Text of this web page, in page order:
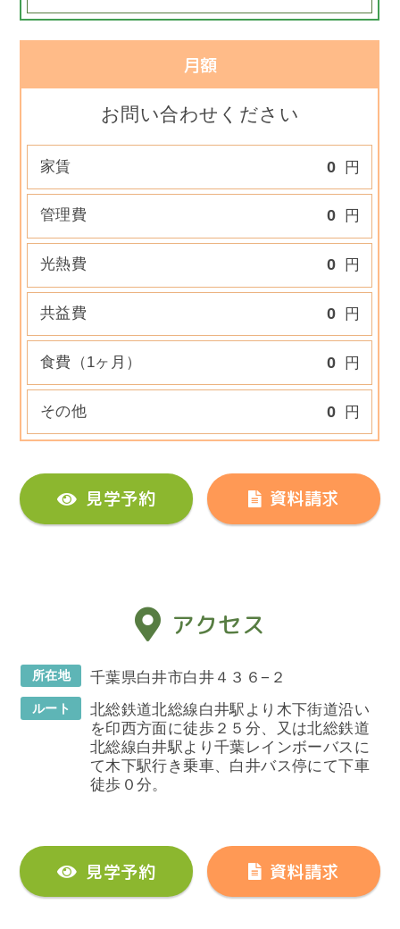
月額
お問い合わせください
家賃 0 円
管理費 0 円
光熱費 0 円
共益費 0 円
食費（1ヶ月） 0 円
その他 0 円
見学予約 資料請求
アクセス
所在地 千葉県白井市白井４３６−２
ルート
北総鉄道北総線白井駅より木下街道沿い
を印西方面に徒歩２５分、又は北総鉄道
北総線白井駅より千葉レインボーバスに
て木下駅行き乗車、白井バス停にて下車
徒歩０分。
見学予約 資料請求